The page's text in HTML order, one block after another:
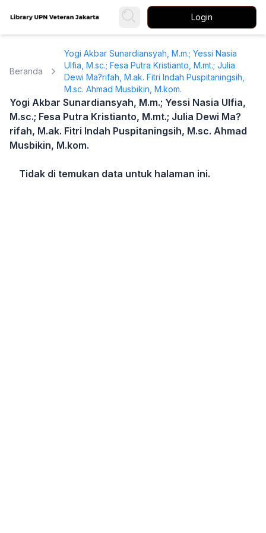
Login
Beranda
Yogi Akbar Sunardiansyah, M.m.; Yessi Nasia
Ulfia, M.sc.; Fesa Putra Kristianto, M.mt.; Julia
Dewi Ma?rifah, M.ak. Fitri Indah Puspitaningsih,
M.sc. Ahmad Musbikin, M.kom.
Yogi Akbar Sunardiansyah, M.m.; Yessi Nasia Ulfia,
M.sc.; Fesa Putra Kristianto, M.mt.; Julia Dewi Ma?
rifah, M.ak. Fitri Indah Puspitaningsih, M.sc. Ahmad
Musbikin, M.kom.
Tidak di temukan data untuk halaman ini.